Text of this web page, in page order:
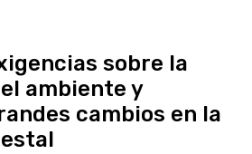
sobre la
ambiente y
cambios en la